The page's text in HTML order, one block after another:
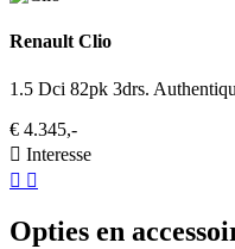
Renault Clio
1.5 Dci 82pk 3drs.
€ 4.345,-
Interesse
Opties en